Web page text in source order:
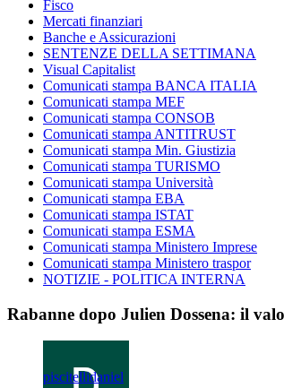
Fisco
Mercati finanziari
Banche e Assicurazioni
SENTENZE DELLA SETTIMANA
Visual Capitalist
Comunicati stampa BANCA ITALIA
Comunicati stampa MEF
Comunicati stampa CONSOB
Comunicati stampa ANTITRUST
Comunicati stampa Min. Giustizia
Comunicati stampa TURISMO
Comunicati stampa Università
Comunicati stampa EBA
Comunicati stampa ISTAT
Comunicati stampa ESMA
Comunicati stampa Ministero Imprese
Comunicati stampa Ministero traspor
NOTIZIE - POLITICA INTERNA
Rabanne dopo Julien Dossena: il
piscitellidaniel